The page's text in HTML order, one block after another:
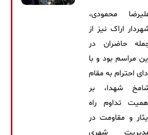
محمودی،
اراک نیز از
حاضران در
مراسم بود و با
احترام به مقام
شهدا، بر
تداوم راه
و مقاومت در
شهری